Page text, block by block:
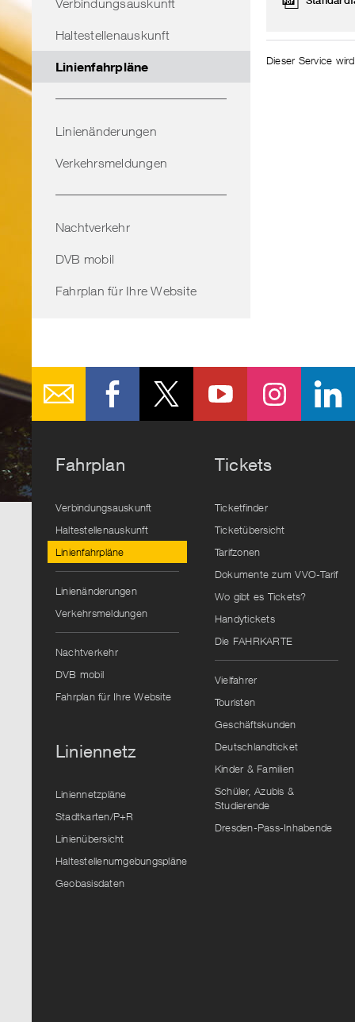
Verbindungsauskunft
Haltestellenauskunft
Linienfahrpläne
Linienänderungen
Verkehrsmeldungen
Nachtverkehr
DVB mobil
Fahrplan für Ihre Website
Dieser Service
Fahrplan
Verbindungsauskunft
Haltestellenauskunft
Linienfahrpläne
Linienänderungen
Verkehrsmeldungen
Nachtverkehr
DVB mobil
Fahrplan für Ihre Website
Liniennetz
Liniennetzpläne
Stadtkarten/P+R
Linienübersicht
Haltestellenumgebungspläne
Geobasisdaten
Tickets
Ticketfinder
Ticketübersicht
Tarifzonen
Dokumente zum VVO-Tarif
Wo gibt es Tickets?
Handytickets
Die FAHRKARTE
Vielfahrer
Touristen
Geschäftskunden
Deutschlandticket
Kinder & Familien
Schüler, Azubis &
Studierende
Dresden-Pass-Inhabende